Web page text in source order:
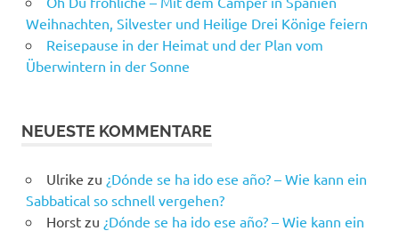
Weihnachten, Silvester und Heilige Drei Könige feiern
Reisepause in der Heimat und der Plan vom
Überwintern in der Sonne
NEUESTE KOMMENTARE
Ulrike zu ¿Dónde se ha ido ese año? – Wie kann ein
Sabbatical so schnell vergehen?
Horstzu ¿Dónde se ha ido ese año? – Wie kann ein